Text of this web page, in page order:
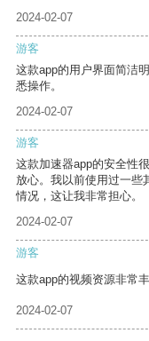
2024-02-07
游客
这款app的用户界面简洁
悉操作。
2024-02-07
游客
这款加速器app的安全性
放心。我以前使用过一些
情况，这让我非常担心。
2024-02-07
游客
这款app的视频资源非常
2024-02-07